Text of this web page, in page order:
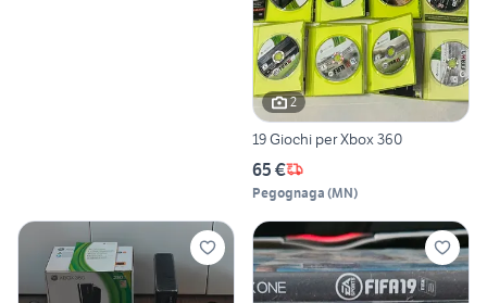
2
19 Giochi per Xbox 360
65 €
Pegognaga (MN)